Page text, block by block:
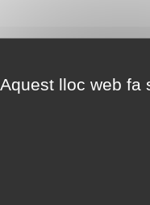
Aquest lloc web fa